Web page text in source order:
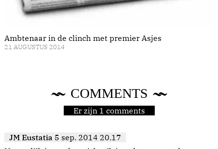
Ambtenaar in de clinch met premier Asjes
21 AUGUSTUS 2014
COMMENTS
Er zijn 1 comments
JM Eustatia 5 sep. 2014 20.17